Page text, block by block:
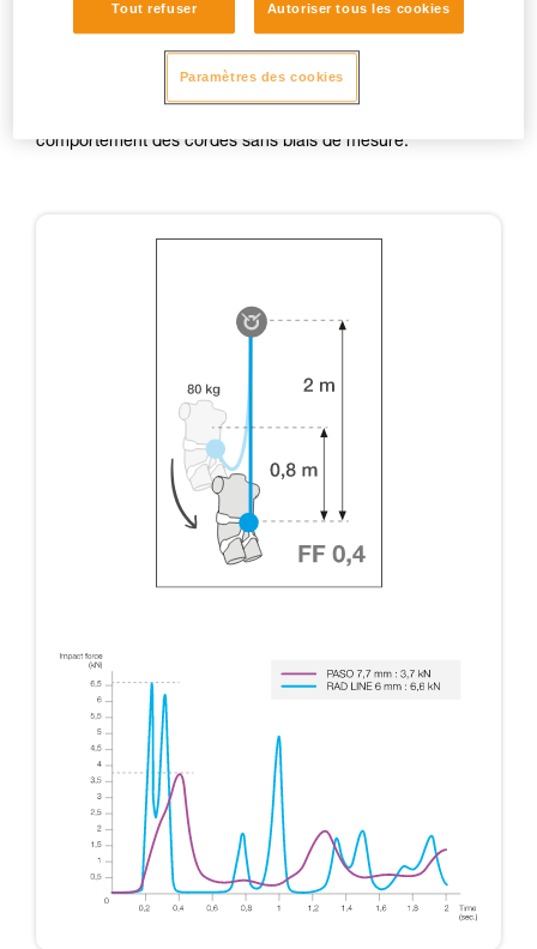
Mannequin de 80 kg.
comportement des cordes sans biais de mesure.
Tout refuser Autoriser tous les cookies
Paramètres des cookies